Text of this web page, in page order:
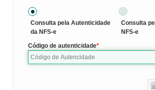
Consulta pela Autenticidade
da NFS-e
Consulta
NFS-e
Código de autenticidade